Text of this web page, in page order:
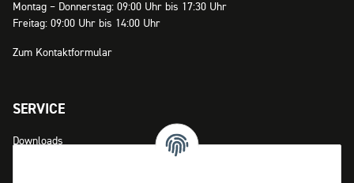
Montag – Donnerstag: 09:00 Uhr bis 17:30 Uhr
Freitag: 09:00 Uhr bis 14:00 Uhr
Zum Kontaktformular
SERVICE
Downloads